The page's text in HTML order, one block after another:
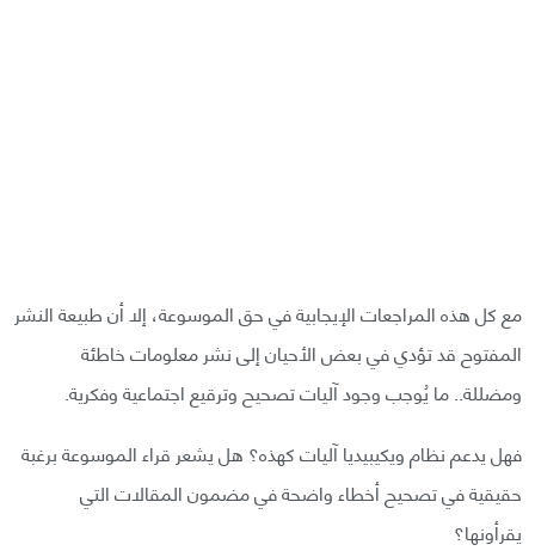
مع كل هذه المراجعات الإيجابية في حق الموسوعة، إلا أن طبيعة النشر
المفتوح قد تؤدي في بعض الأحيان إلى نشر معلومات خاطئة
ومضللة.. ما يُوجب وجود آليات تصحيح وترقيع اجتماعية وفكرية.
فهل يدعم نظام ويكيبيديا آليات كهذه؟ هل يشعر قراء الموسوعة برغبة
حقيقية في تصحيح أخطاء واضحة في مضمون المقالات التي
يقرأونها؟